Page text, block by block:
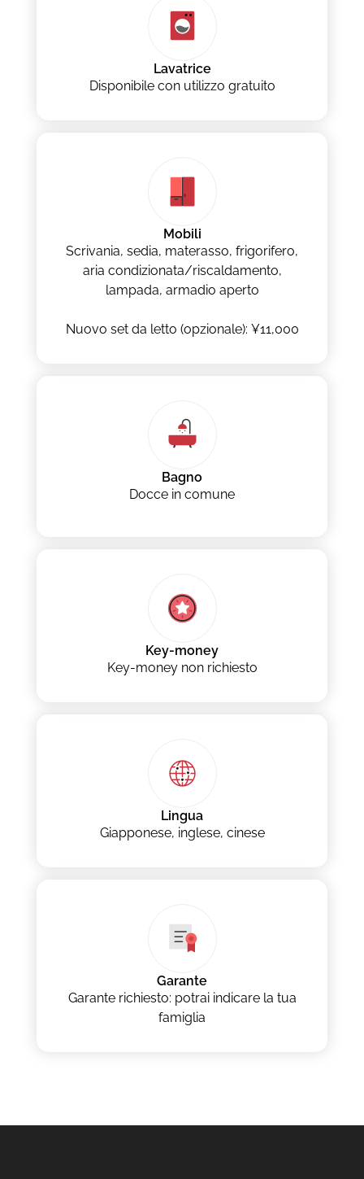
Lavatrice
Disponibile con utilizzo gratuito
Mobili
Scrivania, sedia, materasso, frigorifero,
aria condizionata/riscaldamento,
lampada, armadio aperto
Nuovo set da letto (opzionale): ¥11,000
Bagno
Docce in comune
Key-money
Key-money non richiesto
Lingua
Giapponese, inglese, cinese
Garante
Garante richiesto: potrai indicare la tua
famiglia